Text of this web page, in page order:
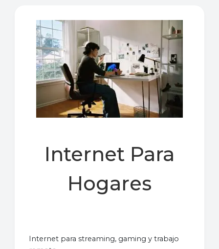
Internet Para
Hogares
Internet para streaming, gaming y trabajo